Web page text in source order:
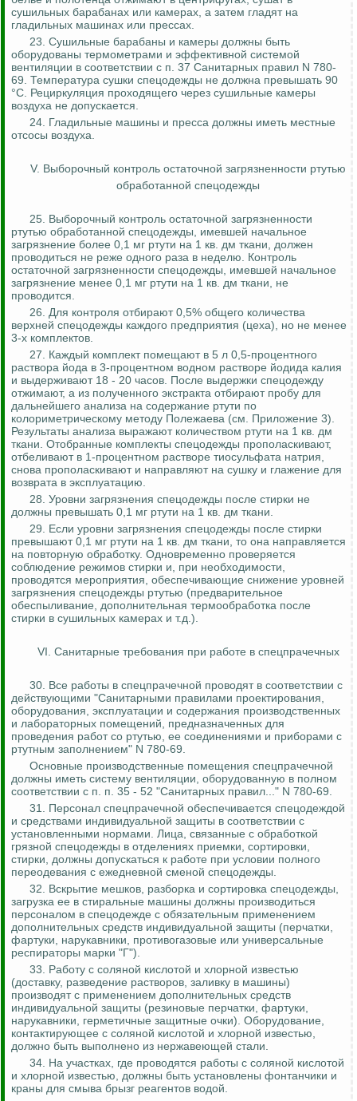
сушильных барабанах или камерах, а затем гладят на
гладильных машинах или прессах.
23. Сушильные барабаны и камеры должны быть
оборудованы термометрами и эффективной системой
вентиляции в соответствии с п. 37 Санитарных правил N 780-
69. Температура сушки спецодежды не должна превышать 90
°C. Рециркуляция проходящего через сушильные камеры
воздуха не допускается.
24. Гладильные машины и пресса должны иметь местные
отсосы воздуха.
V. Выборочный контроль остаточной загрязненности ртутью
обработанной спецодежды
25. Выборочный контроль остаточной загрязненности
ртутью обработанной спецодежды, имевшей начальное
загрязнение более 0,1 мг ртути на 1 кв. дм ткани, должен
проводиться не реже одного раза в неделю. Контроль
остаточной загрязненности спецодежды, имевшей начальное
загрязнение менее 0,1 мг ртути на 1 кв. дм ткани, не
проводится.
26. Для контроля отбирают 0,5% общего количества
верхней спецодежды каждого предприятия (цеха), но не менее
3-х комплектов.
27. Каждый комплект помещают в 5 л 0,5-процентного
раствора йода в 3-процентном водном растворе йодида калия
и выдерживают 18 - 20 часов. После выдержки спецодежду
отжимают, а из полученного экстракта отбирают пробу для
дальнейшего анализа на содержание ртути по
колориметрическому методу Полежаева (см. Приложение 3).
Результаты анализа выражают количеством ртути на 1 кв. дм
ткани. Отобранные комплекты спецодежды прополаскивают,
отбеливают в 1-процентном растворе тиосульфата натрия,
снова прополаскивают и направляют на сушку и глажение для
возврата в эксплуатацию.
28. Уровни загрязнения спецодежды после стирки не
должны превышать 0,1 мг ртути на 1 кв. дм ткани.
29. Если уровни загрязнения спецодежды после стирки
превышают 0,1 мг ртути на 1 кв. дм ткани, то она направляется
на повторную обработку. Одновременно проверяется
соблюдение режимов стирки и, при необходимости,
проводятся мероприятия, обеспечивающие снижение уровней
загрязнения спецодежды ртутью (предварительное
обеспыливание, дополнительная термообработка после
стирки в сушильных камерах и т.д.).
VI. Санитарные требования при работе в спецпрачечных
30. Все работы в спецпрачечной проводят в соответствии с
действующими "Санитарными правилами проектирования,
оборудования, эксплуатации и содержания производственных
и лабораторных помещений, предназначенных для
проведения работсо ртутью, ее соединениями и приборами с
ртутным заполнением" N 780-69.
Основные производственные помещения спецпрачечной
должны иметь систему вентиляции, оборудованную в полном
соответствии с п. п. 35 - 52 "Санитарных правил..." N 780-69.
31. Персонал спецпрачечной обеспечивается спецодеждой
и средствами индивидуальной защиты в соответствии с
установленными нормами. Лица, связанные с обработкой
грязной спецодежды в отделениях приемки, сортировки,
стирки, должны допускаться к работе при условии полного
переодевания с ежедневной сменой спецодежды.
32. Вскрытие мешков, разборка и сортировка спецодежды,
загрузка ее в стиральные машины должны производиться
персоналом в спецодежде с обязательным применением
дополнительных средств индивидуальной защиты (перчатки,
фартуки, нарукавники, противогазовые или универсальные
респираторы марки "Г").
33. Работу с соляной кислотой и хлорной известью
(доставку, разведение растворов, заливку в машины)
производят с применением дополнительных средств
индивидуальной защиты (резиновые перчатки, фартуки,
нарукавники, герметичные защитные очки). Оборудование,
контактирующее с соляной кислотой и хлорной известью,
должно быть выполнено из нержавеющей стали.
34. На участках, где проводятся работы с соляной кислотой
и хлорной известью, должны быть установлены фонтанчики и
краны для смыва брызг реагентов водой.